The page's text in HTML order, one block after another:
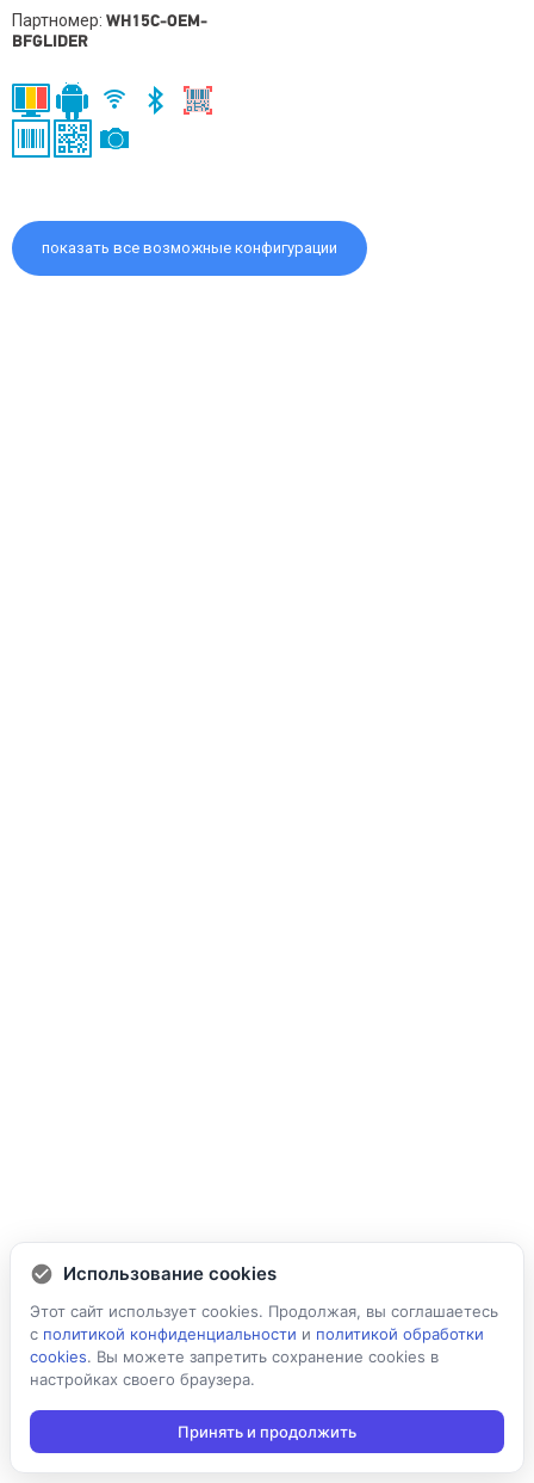
Партномер: WH15C-OEM-
BFGLIDER
показать все возможные конфигурации
Использование cookies
Этот сайт использует cookies. Продолжая, вы соглашаетесь
с политикой конфиденциальности и политикой обработки
cookies. Вы можете запретить сохранение cookies в
настройках своего браузера.
Принять и продолжить